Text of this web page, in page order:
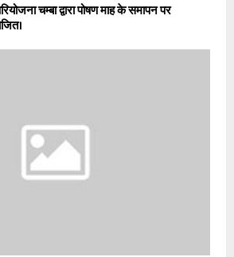
चम्बा द्वारा पोषण माह के समापन पर